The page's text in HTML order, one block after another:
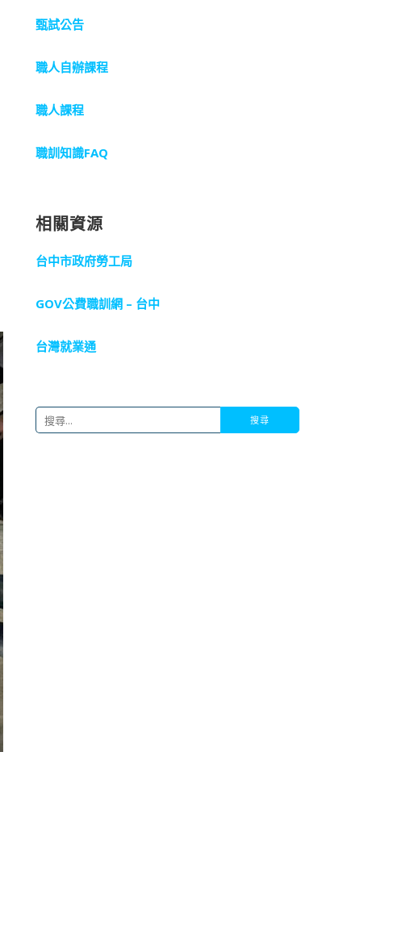
甄試公告
職人自辦課程
職人課程
職訓知識FAQ
相關資源
台中市政府勞工局
GOV公費職訓網 – 台中
台灣就業通
搜